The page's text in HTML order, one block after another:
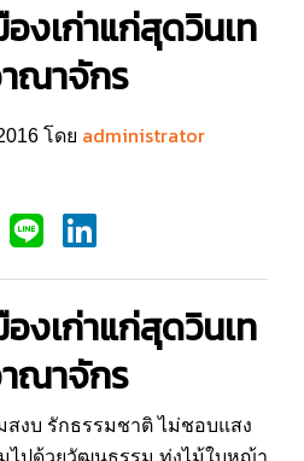
งเก่าแก่สุดวินเท
ณาจักร
โดย administrator
งเก่าแก่สุดวินเท
ณาจักร
งบ รักธรรมชาติ ไม่ชอบแสง
มไปด้วยวัฒนธรรม ทุ่งไม้ใบหญ้า